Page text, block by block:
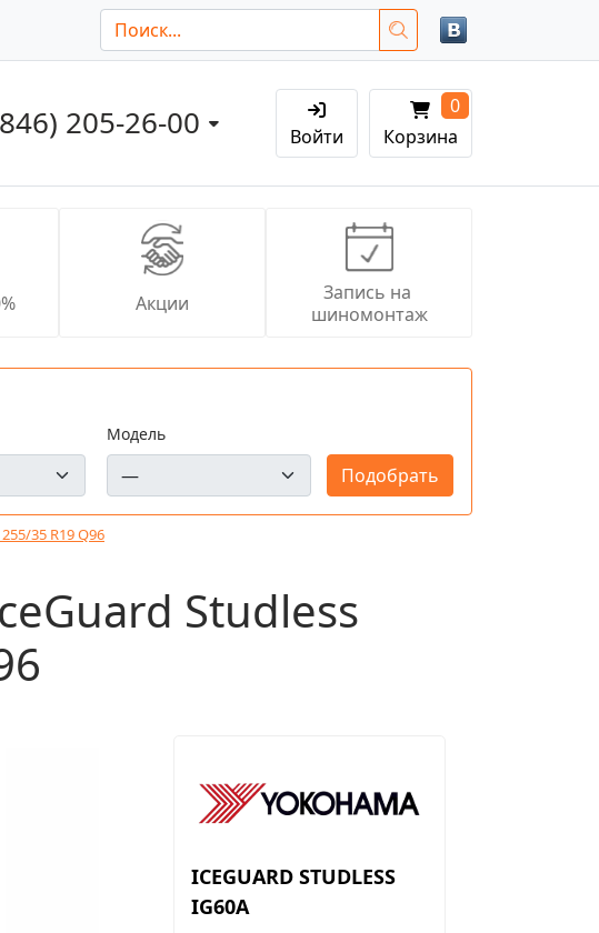
205-26-00 Войти Корзина
0
Акции
Запись на
шиномонтаж
Модель
35 R19 Q96
Studless
ICEGUARD STUDLESS
IG60A